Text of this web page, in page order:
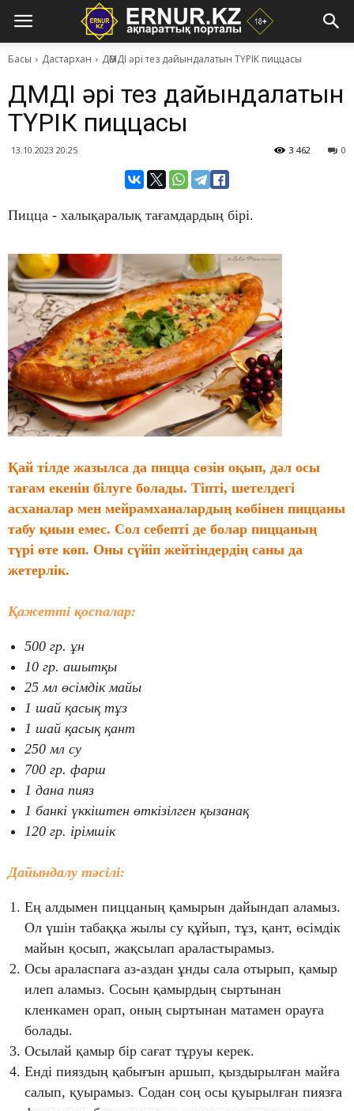
Басы Дастархан ДӘМДІ әрі тез дайындалатын ТҮРІК пиццасы
ДӘМДІ әрі тез дайындалатын
ТҮРІК пиццасы
13.10.2023 20:25 0
3 462
Пицца - халықаралық тағамдардың бірі.
Қай тілде жазылса да пицца сөзін оқып, дәл осы
тағам екенін білуге болады. Тіпті, шетелдегі
асханалар мен мейрамханалардың көбінен пиццаны
табу қиын емес. Сол себепті де болар пиццаның
түрі өте көп. Оны сүйіп жейтіндердің саны да
жетерлік.
Қажетті қоспалар:
500 гр. ұн
10 гр. ашытқы
25 мл өсімдік майы
1 шай қасық тұз
1 шай қасық қант
250 мл су
700 гр. фарш
1 дана пияз
1 банкі үккіштен өткізілген қызанақ
120 гр. ірімшік
Дайындалу тәсілі:
Ең алдымен пиццаның қамырын дайындап аламыз.
Ол үшін табаққа жылы су құйып, тұз, қант, өсімдік
майын қосып, жақсылап араластырамыз.
Осы араласпаға аз-аздан ұнды сала отырып, қамыр
илеп аламыз. Сосын қамырдың сыртынан
кленкамен орап, оның сыртынан матамен орауға
болады.
Осылай қамыр бір сағат тұруы керек.
Енді пияздың қабығын аршып, қыздырылған майға
салып, қуырамыз. Содан соң осы қуырылған пиязға